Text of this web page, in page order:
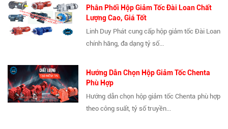
Phân Phối Hộp Giảm Tốc Đài Loan Chất
Lượng Cao, Giá Tốt
Linh Duy Phát cung cấp hộp giảm tốc Đài Loan
chính hãng, đa dạng tỷ số...
Hướng Dẫn Chọn Hộp Giảm Tốc Chenta
Phù Hợp
Hướng dẫn chọn hộp giảm tốc Chenta phù hợp
theo công suất, tỷ số truyền...